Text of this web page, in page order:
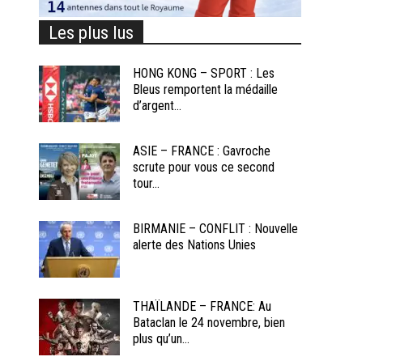
Les plus lus
HONG KONG – SPORT : Les
Bleus remportent la médaille
d’argent...
ASIE – FRANCE : Gavroche
scrute pour vous ce second
tour...
BIRMANIE – CONFLIT : Nouvelle
alerte des Nations Unies
THAÏLANDE – FRANCE: Au
Bataclan le 24 novembre, bien
plus qu’un...